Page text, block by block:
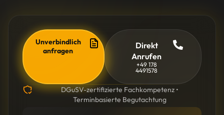
Unverbindlich
anfragen
Direkt
Anrufen
+49 178
4491578
DGuSV-zertifizierte Fachkompetenz •
Terminbasierte Begutachtung